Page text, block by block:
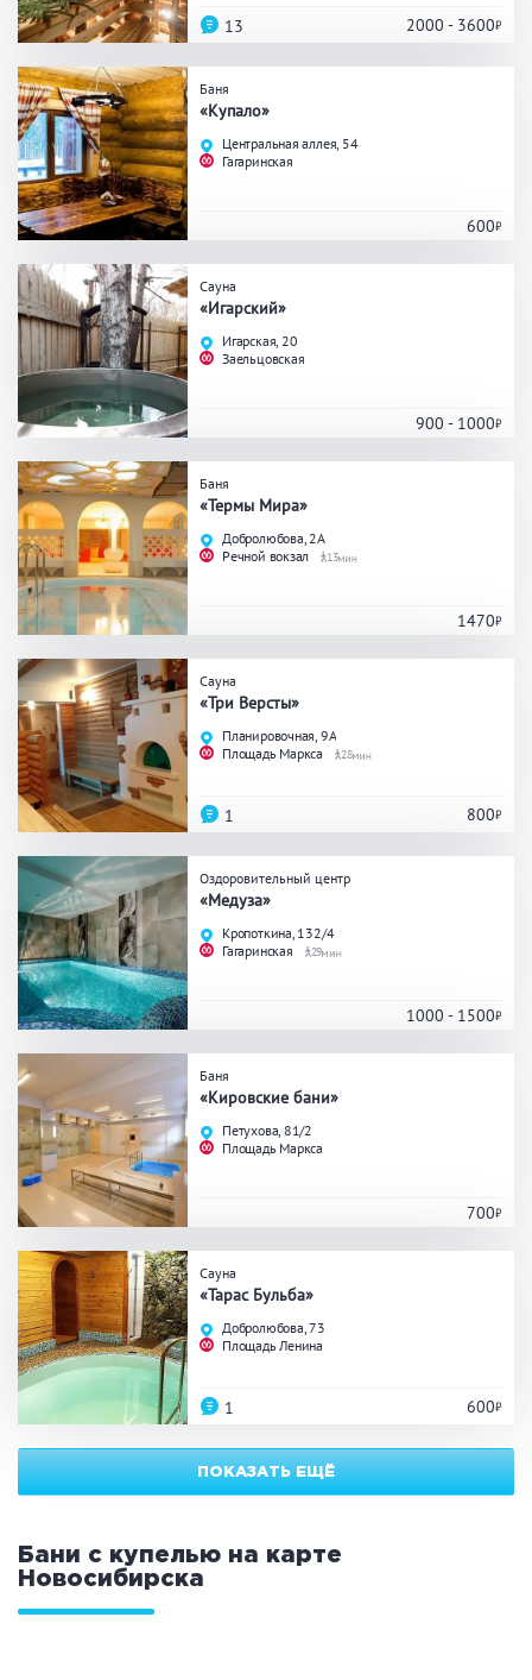
Гидромассаж
Общие
Круглосуточно
Банный комплекс
Аква-зона
Джакузи
Бассейн
Обливная кадушка
Развлечения
Бильярд
Кальян
Кухня
Мангал/ барбекю
Заказ по меню
Удобства
На берегу водоема
Комната отдыха
Детская комната
ПРИМЕНИТЬ ФИЛЬТРЫ
2000 - 3600
13
Баня
«Купало»
Центральная аллея, 54
Гагаринская
600
Сауна
«Игарский»
Игарская, 20
Заельцовская
900 - 1000
Баня
«Термы Мира»
Добролюбова, 2А
Речной вокзал
13
1470
Сауна
«Три Версты»
Планировочная, 9А
Площадь Маркса
28
800
1
Оздоровительный центр
«Медуза»
Кропоткина, 132/4
Гагаринская
29
1000 - 1500
Баня
«Кировские бани»
Петухова, 81/2
Площадь Маркса
700
Сауна
«Тарас Бульба»
Добролюбова, 73
Площадь Ленина
600
1
ПОКАЗАТЬ ЕЩЁ
Бани с купелью на карте
Новосибирска